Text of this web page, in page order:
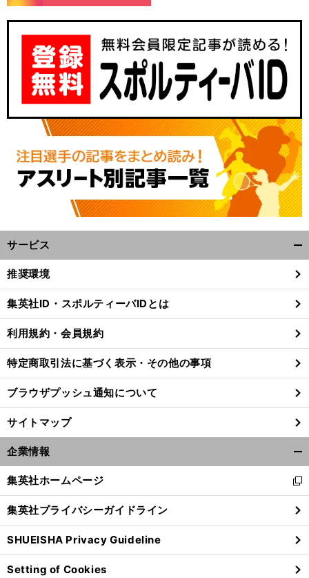
タッフが胸躍らせる話題の良血馬
三冠牝馬ジェンティルドンナの子
マリーナドンナ
サービス
閉
る
推奨環境
集英社ID・スポルティーバIDとは
利用規約・会員規約
特定商取引法に基づく表示・その他の事項
ブラウザプッシュ通知について
サイトマップ
企業情報
閉
る
集英社ホームページ
新
し
い
ウ
ィ
ン
ド
集英社プライバシーガイドライン
SHUEISHA Privacy Guideline
Setting of Cookies